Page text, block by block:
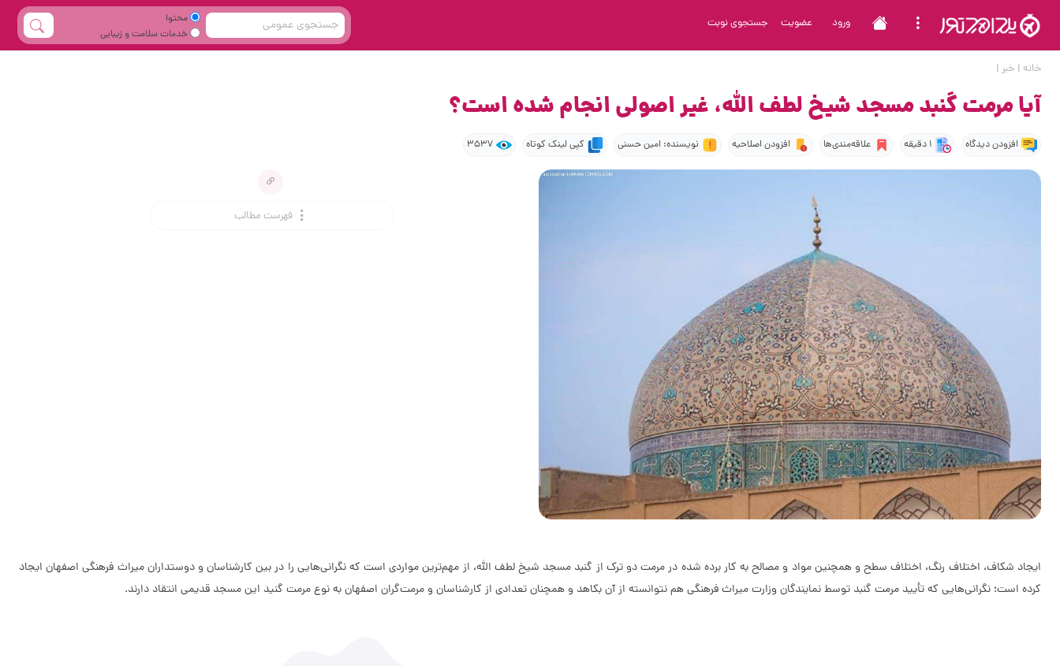
ورود عضویت جستجوی نوبت
محتوا
خدمات سلامت و زیبایی
خانه | خبر |
آیا مرمت گنبد مسجد شیخ لطف الله، غیر اصولی انجام شده است؟
افزودن دیدگاه 1 دقیقه علاقه‌مندی‌ها افزودن اصلاحیه نویسنده: امین حسنی کپی لینک کوتاه 3537
فهرست مطالب
ایجاد شکاف، اختلاف رنگ، اختلاف سطح و همچنین مواد و مصالح به‌ کار برده شده در مرمت دو ترک از گنبد مسجد شیخ لطف الله، از مهم‌ترین مواردی است که نگرانی‌هایی را در بین کارشناسان و دوستداران میراث فرهنگی اصفهان ایجاد
کرده است؛ نگرانی‌هایی که تأیید مرمت گنبد توسط نمایندگان وزارت میراث فرهنگی هم نتوانسته از آن بکاهد و همچنان تعدادی از کارشناسان و مرمت‌گران اصفهان به نوع مرمت گنید این مسجد قدیمی انتقاد دارند.